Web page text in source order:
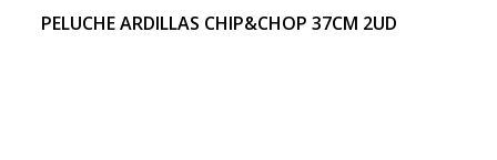
PELUCHE ARDILLAS CHIP&CHOP 37CM 2UD